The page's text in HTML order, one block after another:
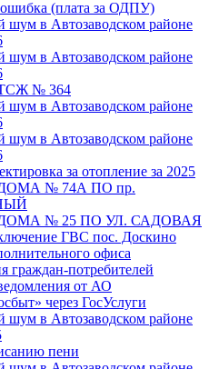
ошибка (плата за ОДПУ)
в Автозаводском районе
в Автозаводском районе
№ 364
в Автозаводском районе
в Автозаводском районе
за отопление за 2025
№ 74А ПО пр.
№ 25 ПО УЛ. САДОВАЯ
ГВС пос. Доскино
офиса
граждан-потребителей
от АО
через ГосУслуги
в Автозаводском районе
пени